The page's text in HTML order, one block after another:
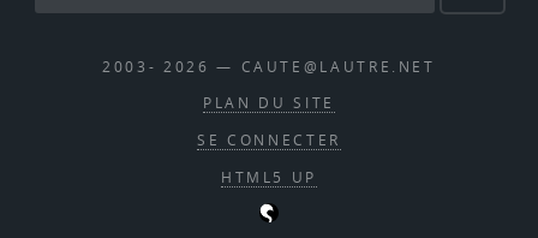
2003- 2026 — CAUTE@LAUTRE.NET
PLAN DU SITE
SE CONNECTER
HTML5 UP